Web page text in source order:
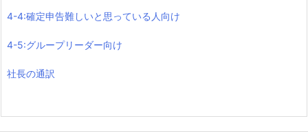
4-4:確定申告難しいと思っている人向け
4-5:グループリーダー向け
社長の通訳